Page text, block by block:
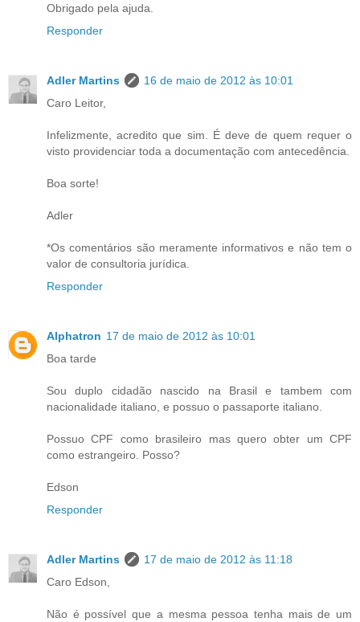
Obrigado pela ajuda.
Responder
Adler Martins
16 de maio de 2012 às 10:01
Caro Leitor,
Infelizmente, acredito que sim. É deve de quem requer o
visto providenciar toda a documentação com antecedência.
Boa sorte!
Adler
*Os comentários são meramente informativos e não tem o
valor de consultoria jurídica.
Responder
Alphatron 17 de maio de 2012 às 10:01
Boa tarde
Sou duplo cidadão nascido na Brasil e tambem com
nacionalidade italiano, e possuo o passaporte italiano.
Possuo CPF como brasileiro mas quero obter um CPF
como estrangeiro. Posso?
Edson
Responder
Adler Martins
17 de maio de 2012 às 11:18
Caro Edson,
Não é possível que a mesma pessoa tenha mais de um